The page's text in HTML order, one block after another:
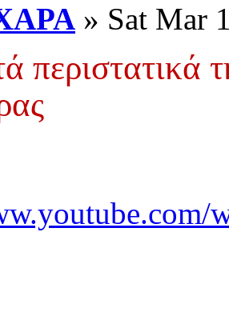
» Sat Mar
περιστατικά